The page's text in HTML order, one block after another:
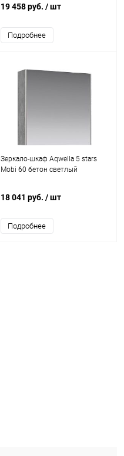
19 458 руб. / шт
Подробнее
Зеркало-шкаф Aqwella 5 stars
Mobi 60 бетон светлый
18 041 руб. / шт
Подробнее